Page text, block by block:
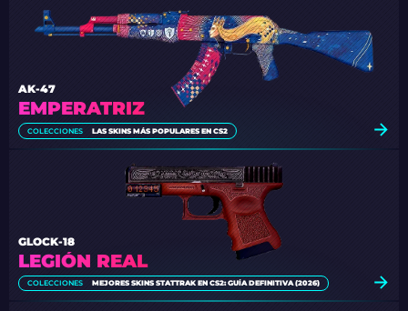
EMPERATRIZ
AK-47
COLECCIONES LAS SKINS MÁS POPULARES EN CS2
LEGIÓN REAL
GLOCK-18
COLECCIONES MEJORES SKINS STATTRAK EN CS2: GUÍA DEFINITIVA (2026)